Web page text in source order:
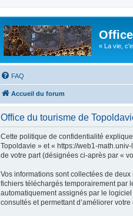
« La vie,
FAQ
Accueil du forum
Office du tourisme de
Cette politique de confidentialité
Topoldavie » et « https://web1-
de votre part (désignées ci-après par «
Vos informations sont collectées de
fichiers téléchargés temporairement par
automatiquement assignés par le
consultés et permettant d’améliorer